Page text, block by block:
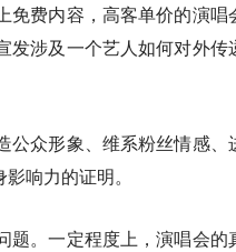
费内容，高客单价的演唱
发涉及一个艺人如何对外传
公众形象、维系粉丝情感、
响力的证明。
题。一定程度上，演唱会的